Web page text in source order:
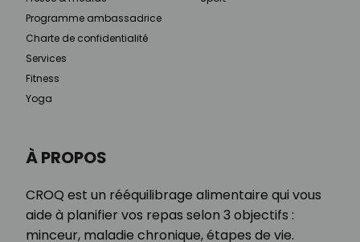
À PROPOS
CROQ est un rééquilibrage alimentaire qui vous
aide à planifier vos repas selon 3 objectifs :
minceur, maladie chronique, étapes de vie.
Programme ambassadrice
Charte de confidentialité
Services
Fitness
Yoga